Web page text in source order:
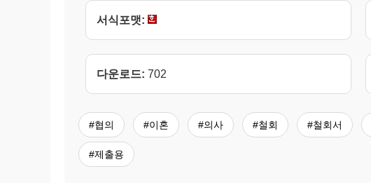
서식포맷:
다운로드: 702
#협의 #이혼 #의사 #철회 #철회서
#제출용